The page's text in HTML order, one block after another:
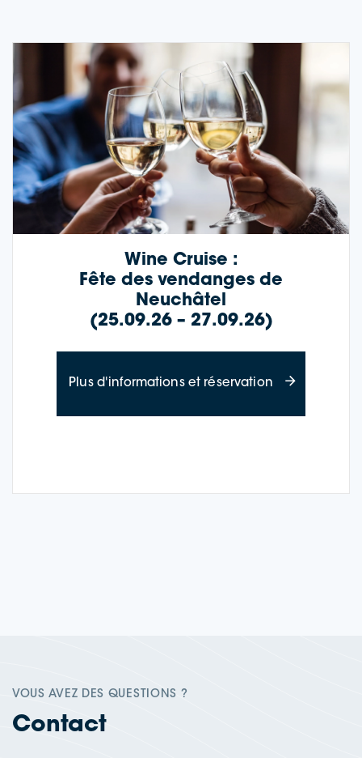
Wine Cruise :
Fête des vendanges de
Neuchâtel
(25.09.26 – 27.09.26)
Plus d'informations et réservationà propos de
VOUS AVEZ DES QUESTIONS ?
Contact